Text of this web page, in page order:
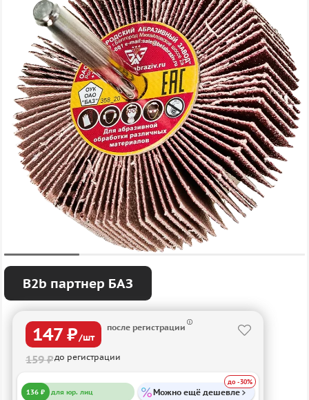
B2b партнер БАЗ
147 ₽/шт
после регистрации
159 ₽до регистрации
136 ₽ для юр. лиц Можно ещё дешевле
до -30%